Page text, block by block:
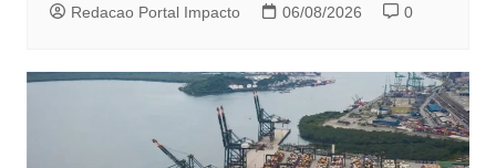
Redacao Portal Impacto 06/08/2026 0